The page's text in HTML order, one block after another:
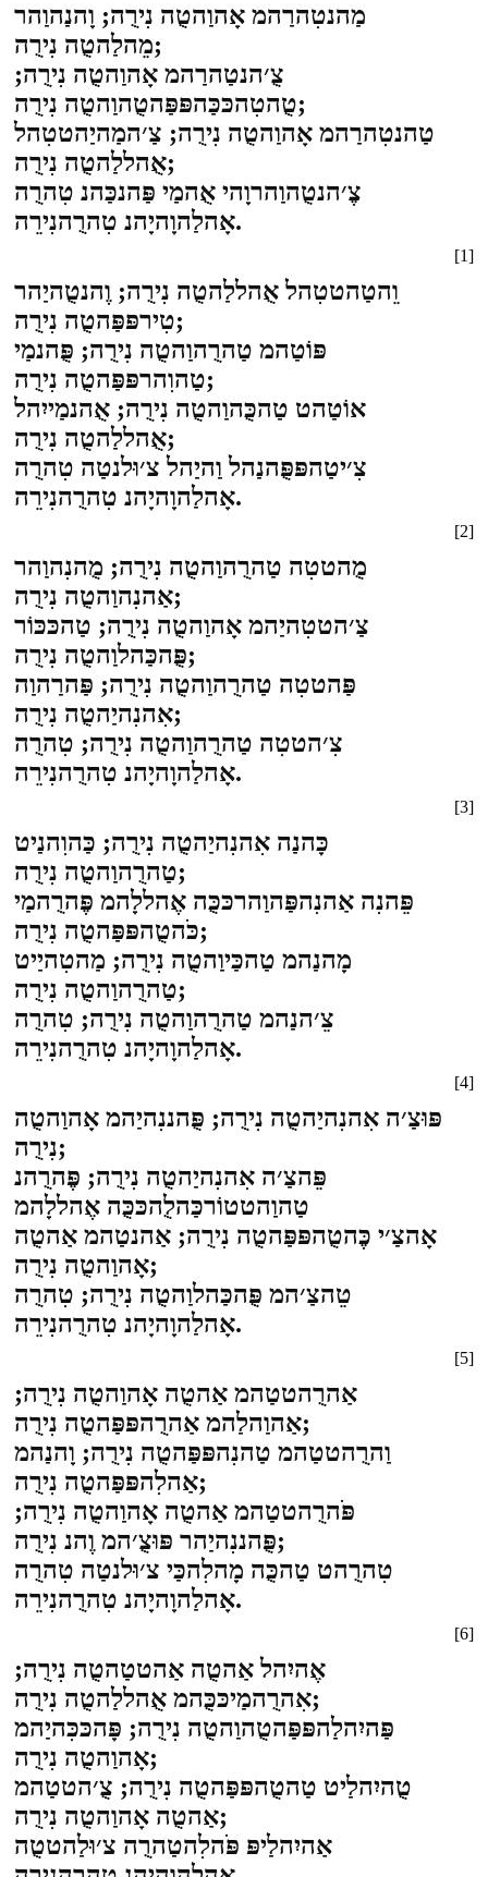
מַהנטִהרַהמ אָהוַהטֻה נִירֻה; וָהנַהוַהר
מֵהלַהטֻה נִירֻה;
צֻ׳הנטַהרַהמ אָהוַהטֻה נִירֻה;
טֻהטִהכּכַּהפּפַּהטֻהוַהטֻה נִירֻה;
טַהנטִהרַהמ אָהוַהטֻה נִירֻה; צַ׳המַהיַהטטִהל
אֻהללַהטֻה נִירֻה;
צֶ׳הנטֻהוַהרוָהי אֻהמַי פַּהנכַּהנ טִהרֻה
אָהלַהוָהיָהנ טִהרֻהנִירֵה.
[1]
וֵהטַהטטִהל אֻהללַהטֻה נִירֻה; וֶהנטֻהיַהר
טִירפּפַּהטֻה נִירֻה;
פּוֹטַהמ טַהרֻהוַהטֻה נִירֻה; פֻּהנמַי
טַהוִהרפּפַּהטֻה נִירֻה;
אוֹטַהט טַהכֻּהוַהטֻה נִירֻה; אֻהנמַייִהל
אֻהללַהטֻה נִירֻה;
צִ׳יטַהפּפֻּהנַהל וַהיַהל צ׳וּלנטַה טִהרֻה
אָהלַהוָהיָהנ טִהרֻהנִירֵה.
[2]
מֻהטטִה טַהרֻהוַהטֻה נִירֻה; מֻהנִהוַהר
אַהנִהוַהטֻה נִירֻה;
צַ׳הטטִהיַהמ אָהוַהטֻה נִירֻה; טַהכּכּוֹר
פֻּהכַּהלוַהטֻה נִירֻה;
פַּהטטִה טַהרֻהוַהטֻה נִירֻה; פַּהרַהוַה
אִהנִהיַהטֻה נִירֻה;
צִ׳הטטִה טַהרֻהוַהטֻה נִירֻה; טִהרֻה
אָהלַהוָהיָהנ טִהרֻהנִירֵה.
[3]
כָּהנַה אִהנִהיַהטֻה נִירֻה; כַּהוִהנַיט
טַהרֻהוַהטֻה נִירֻה;
פֵּהנִה אַהנִהפַּהוַהרכּכֻּה אֶהללָהמ פֶּהרֻהמַי
כֹּהטֻהפּפַּהטֻה נִירֻה;
מָהנַהמ טַהכַּיוַהטֻה נִירֻה; מַהטִהיַיט
טַהרֻהוַהטֻה נִירֻה;
צֵ׳הנַהמ טַהרֻהוַהטֻה נִירֻה; טִהרֻה
אָהלַהוָהיָהנ טִהרֻהנִירֵה.
[4]
פּוּצַ׳ה אִהנִהיַהטֻה נִירֻה; פֻּהננִהיַהמ אָהוַהטֻה
נִירֻה;
פֵּהצַ׳ה אִהנִהיַהטֻה נִירֻה; פֶּהרֻהנ
טַהוַהטטוֹרכַּהלֻהכּכֻּה אֶהללָהמ
אָהצַ׳י כֶּהטֻהפּפַּהטֻה נִירֻה; אַהנטַהמ אַהטֻה
אָהוַהטֻה נִירֻה;
טֵהצַ׳המ פֻּהכַּהלוַהטֻה נִירֻה; טִהרֻה
אָהלַהוָהיָהנ טִהרֻהנִירֵה.
[5]
אַהרֻהטטַהמ אַהטֻה אָהוַהטֻה נִירֻה;
אַהוַהלַהמ אַהרֻהפּפַּהטֻה נִירֻה;
וַהרֻהטטַהמ טַהנִהפּפַּהטֻה נִירֻה; וָהנַהמ
אַהלִהפּפַּהטֻה נִירֻה;
פֹּהרֻהטטַהמ אַהטֻה אָהוַהטֻה נִירֻה;
פֻּהננִהיַהר פּוּצֻ׳המ וֶהנ נִירֻה;
טִהרֻהט טַהכֻּה מָהלִהכַּי צ׳וּלנטַה טִהרֻה
אָהלַהוָהיָהנ טִהרֻהנִירֵה.
[6]
אֶהיִהל אַהטֻה אַהטטַהטֻה נִירֻה;
אִהרֻהמַיכּכֻּהמ אֻהללַהטֻה נִירֻה;
פַּהיִהלַהפּפַּהטֻהוַהטֻה נִירֻה; פָּהכּכִּהיַהמ
אָהוַהטֻה נִירֻה;
טֻהיִהלַיט טַהטֻהפּפַּהטֻה נִירֻה; צֻ׳הטטַהמ
אַהטֻה אָהוַהטֻה נִירֻה;
אַהיִהלַיפּ פֹּהלִהטַהרֻה צ׳וּלַהטטֻה